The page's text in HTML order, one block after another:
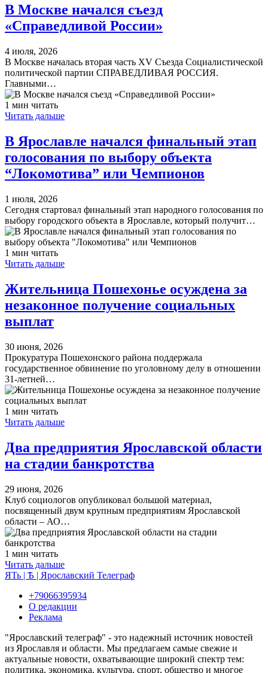
В Москве начался съезд
«Справедливой России»
4 июля, 2026
В Москве началась вторая часть XV Съезда Социалистической
политической партии СПРАВЕДЛИВАЯ РОССИЯ.
Главными…
1 мин читать
Читать дальше
В Ярославле начался финальный этап
голосования по выбору объекта
“Локомотива” или Чемпионов
1 июля, 2026
Сегодня стартовал финальный этап народного голосования по
выбору городского объекта в Ярославле, который получит…
1 мин читать
Читать дальше
Жительница Пошехонье осуждена за
незаконное получение социальных
выплат
30 июня, 2026
Прокуратура Пошехонского района поддержала
государственное обвинение по уголовному делу в отношении
31-летней…
1 мин читать
Читать дальше
Два предприятия Ярославской области
на стадии банкротства
29 июня, 2026
Клуб социологов опубликовал большой материал,
посвященный двум крупным предприятиям Ярославской
области – АО…
1 мин читать
Читать дальше
ЯТь | Ѣ | Ярославский Телеграф
+79066395934
О редакции
Реклама
"Ярославский телеграф" - это надежный источник новостей
из Ярославля и области. Мы предлагаем самые свежие и
актуальные новости, охватывающие широкий спектр тем:
политика, экономика, культура, спорт, общество и многое